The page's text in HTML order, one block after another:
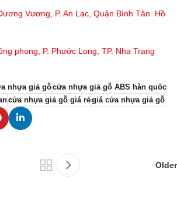
Vương, P. An Lạc, Quận Bình Tân Hồ
phong, P. Phước Long, TP. Nha Trang
nhựa giả gỗcửa nhựa giả gỗ ABS hàn quốc
cửa nhựa giả gỗ giá rẻgiá cửa nhựa giả gỗ
Older